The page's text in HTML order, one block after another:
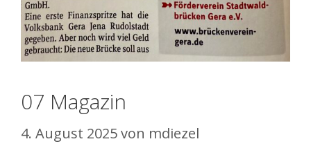
07 Magazin
4. August 2025von mdiezel